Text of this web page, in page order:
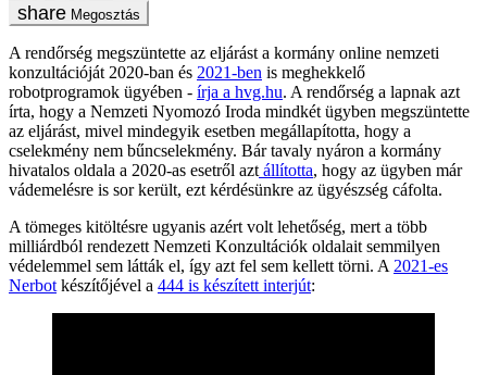
Megosztás
A rendőrség megszüntette az eljárást a kormány online nemzeti
konzultációját 2020-ban és 2021-ben is meghekkelő
robotprogramok ügyében - írja a hvg.hu. A rendőrség a lapnak azt
írta, hogy a Nemzeti Nyomozó Iroda mindkét ügyben megszüntette
az eljárást, mivel mindegyik esetben megállapította, hogy a
cselekmény nem bűncselekmény. Bár tavaly nyáron a kormány
hivatalos oldala a 2020-as esetről azt állította, hogy az ügyben már
vádemelésre is sor került, ezt kérdésünkre az ügyészség cáfolta.
A tömeges kitöltésre ugyanis azért volt lehetőség, mert a több
milliárdból rendezett Nemzeti Konzultációk oldalait semmilyen
védelemmel sem látták el, így azt fel sem kellett törni. A 2021-es
Nerbot készítőjével a 444 is készített interjút: